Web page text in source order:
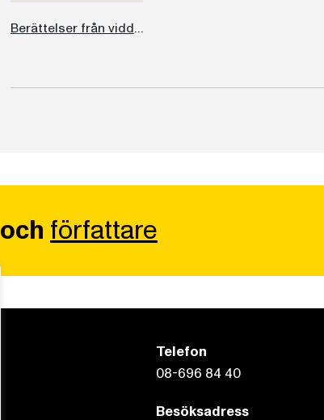
Berättelser från vidderna
och författare
Telefon
08-696 84 40
Besöksadress